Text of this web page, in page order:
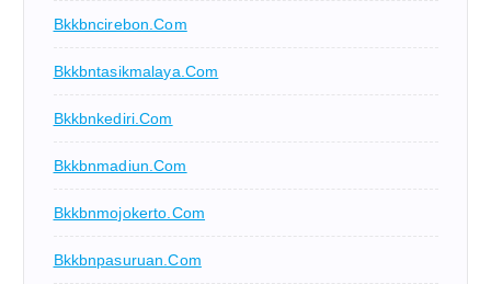
Bkkbncirebon.com
Bkkbntasikmalaya.com
Bkkbnkediri.com
Bkkbnmadiun.com
Bkkbnmojokerto.com
Bkkbnpasuruan.com